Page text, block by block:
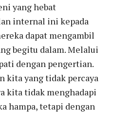
yang hebat
internal ini kepada
dapat mengambil
begitu dalam. Melalui
dengan pengertian.
kita yang tidak percaya
kita tidak menghadapi
hampa, tetapi dengan